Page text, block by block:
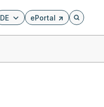
DE ePortal
Externer Link, wird in
Öffnet